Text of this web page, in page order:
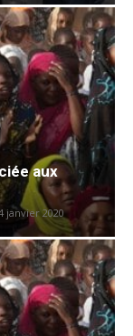
aux
janvier 2020